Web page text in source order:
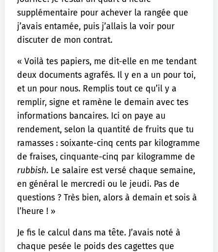
supplémentaire pour achever la rangée que
j’avais entamée, puis j’allais la voir pour
discuter de mon contrat.
« Voilà tes papiers, me dit-elle en me tendant
deux documents agrafés. Il y en a un pour toi,
et un pour nous. Remplis tout ce qu’il y a
remplir, signe et ramène le demain avec tes
informations bancaires. Ici on paye au
rendement, selon la quantité de fruits que tu
ramasses : soixante-cinq cents par kilogramme
de fraises, cinquante-cinq par kilogramme de
rubbish. Le salaire est versé chaque semaine,
en général le mercredi ou le jeudi. Pas de
questions ? Très bien, alors à demain et sois à
l’heure ! »
Je fis le calcul dans ma tête. J’avais noté à
chaque pesée le poids des cagettes que